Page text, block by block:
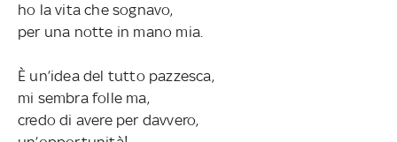
ho la vita che sognavo,
per una notte in mano mia.
È un’idea del tutto pazzesca,
mi sembra folle ma,
credo di avere per davvero,